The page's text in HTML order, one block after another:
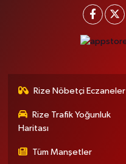
Rize Nöbetçi Eczaneler
Rize Trafik Yoğunluk
Haritası
Tüm Manşetler